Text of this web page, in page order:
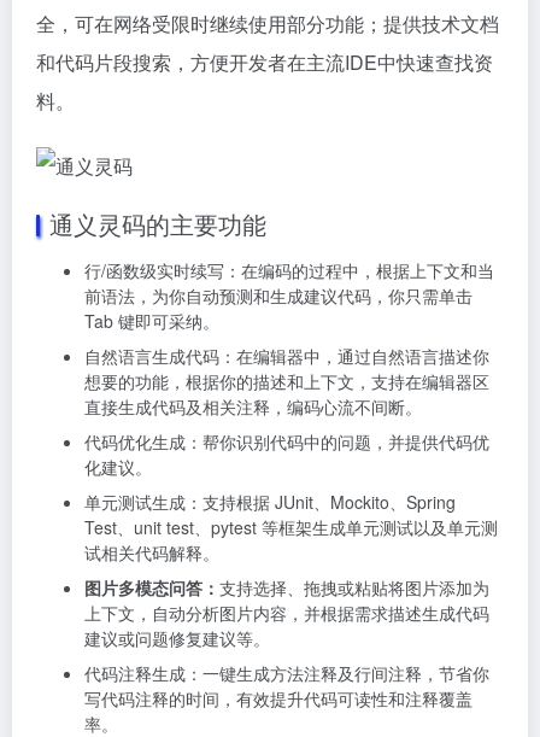
全，可在网络受限时继续使用部分功能；提供技术文档
和代码片段搜索，方便开发者在主流IDE中快速查找资
料。
通义灵码的主要功能
行/函数级实时续写：在编码的过程中，根据上下文和当
前语法，为你自动预测和生成建议代码，你只需单击
Tab 键即可采纳。
自然语言生成代码：在编辑器中，通过自然语言描述你
想要的功能，根据你的描述和上下文，支持在编辑器区
直接生成代码及相关注释，编码心流不间断。
代码优化生成：帮你识别代码中的问题，并提供代码优
化建议。
单元测试生成：支持根据 JUnit、Mockito、Spring
Test、unit test、pytest 等框架生成单元测试以及单元测
试相关代码解释。
图片多模态问答： 支持选择、拖拽或粘贴将图片添加为
上下文，自动分析图片内容，并根据需求描述生成代码
建议或问题修复建议等。
代码注释生成：一键生成方法注释及行间注释，节省你
写代码注释的时间，有效提升代码可读性和注释覆盖
率。